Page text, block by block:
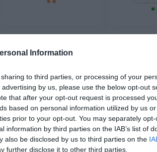
Information
to third parties, or processing of your
by us, please use the below opt-out
that after your opt-out request is processed
based on personal information utilized by us
prior to your opt-out. You may separately
information by third parties on the IAB’s list of
also be disclosed by us to third parties on the
further disclose it to other third parties.